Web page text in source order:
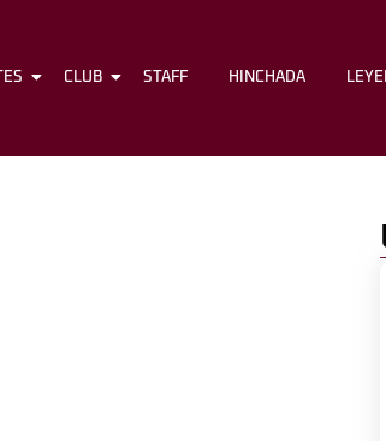
GRANATES CLUB STAFF
CLUB STAFF HINCHADA